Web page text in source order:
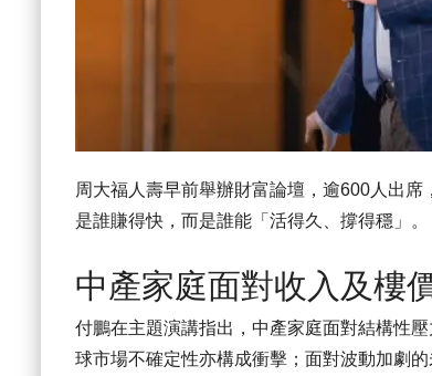
周大福人壽早前舉辦財富論壇，逾600人出
是誰賺得快，而是誰能「活得久、撐得穩」。
中產家庭面對收入及樓
付鵬在主題演講指出，中產家庭面對結構性
球市場不確定性亦構成衝擊；面對波動加劇